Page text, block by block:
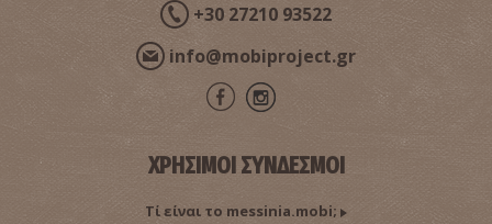
+30 27210 93522
info@mobiproject.gr
ΧΡΗΣΙΜΟΙ ΣΥΝΔΕΣΜΟΙ
Τί είναι το messinia.mobi;